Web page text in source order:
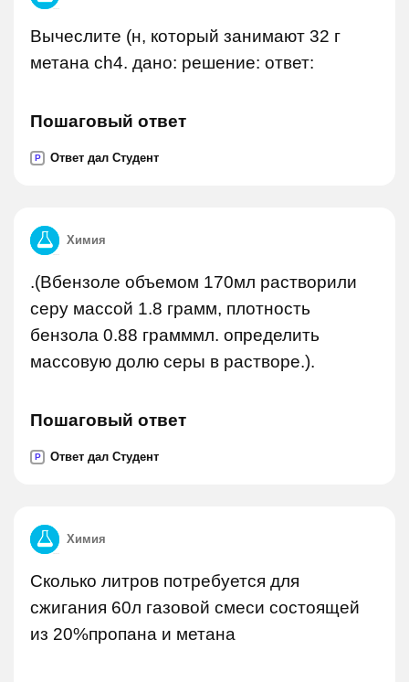
Вычеслите (н, который занимают 32 г
метана ch4. дано: решение: ответ:
Пошаговый ответ
P Ответ дал Студент
Химия
.(Вбензоле объемом 170мл растворили
серу массой 1.8 грамм, плотность
бензола 0.88 грамммл. определить
массовую долю серы в растворе.).
Пошаговый ответ
P Ответ дал Студент
Химия
Сколько литров потребуется для
сжигания 60л газовой смеси состоящей
из 20%пропана и метана